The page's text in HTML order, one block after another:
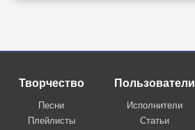
Творчество
Песни
Плейлисты
Пользователи
Исполнители
Статьи